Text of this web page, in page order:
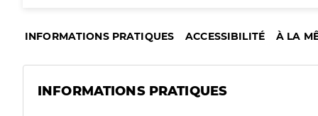
INFORMATIONS PRATIQUES ACCESSIBILITÉ À LA
INFORMATIONS PRATIQUES